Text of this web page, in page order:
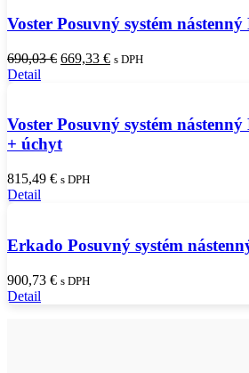
Voster Posuvný systém
690,03€ Pôvodná
669,33 €Aktuálna
s DPH
Detail
Voster Posuvný systém
+ úchyt
815,49 € s DPH
Detail
Erkado Posuvný systém
900,73 € s DPH
Detail